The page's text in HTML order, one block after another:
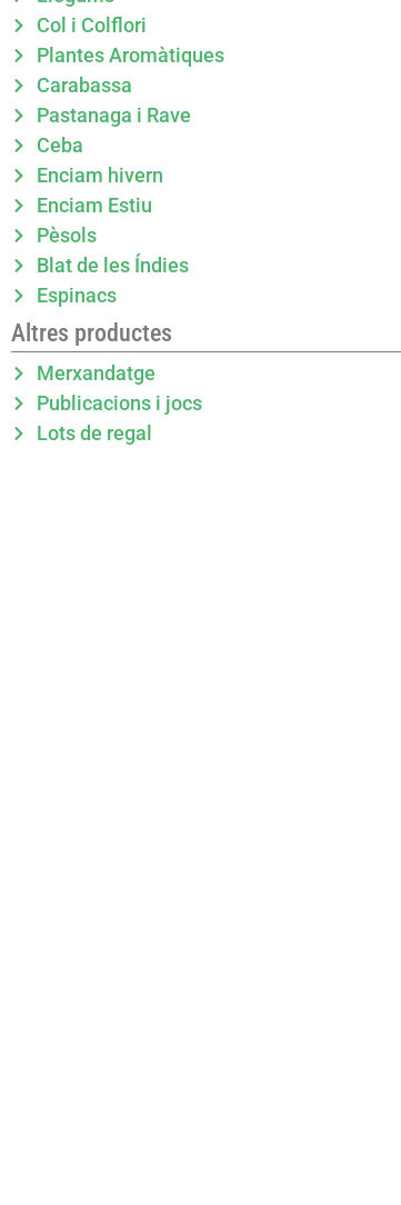
Col i Colflori
Plantes Aromàtiques
Carabassa
Pastanaga i Rave
Ceba
Enciam hivern
Enciam Estiu
Pèsols
Blat de les Índies
Espinacs
Altres productes
Merxandatge
Publicacions i jocs
Lots de regal